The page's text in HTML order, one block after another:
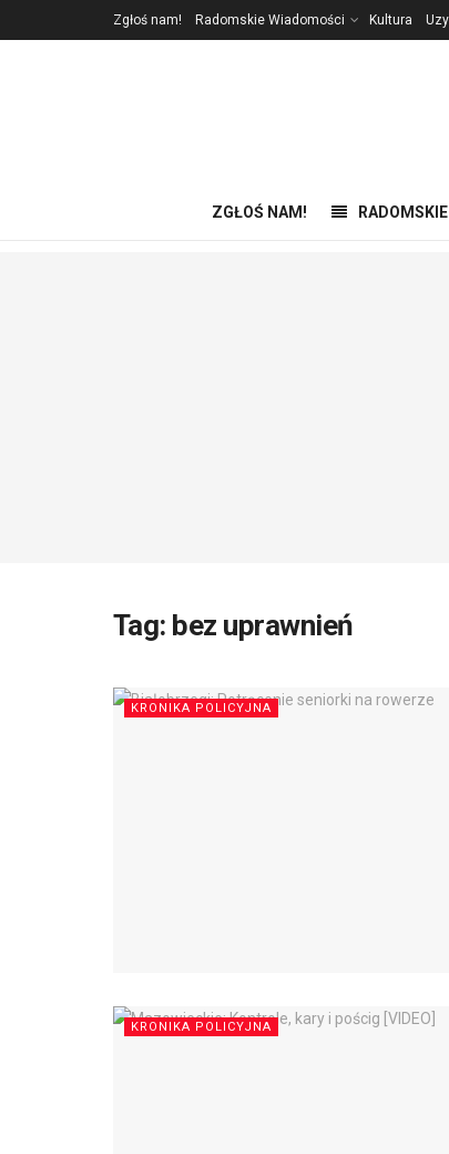
Zgłoś nam! Radomskie Wiadomości Kultura
ZGŁOŚ NAM!
Tag: bez uprawnień
KRONIKA POLICYJNA
KRONIKA POLICYJNA